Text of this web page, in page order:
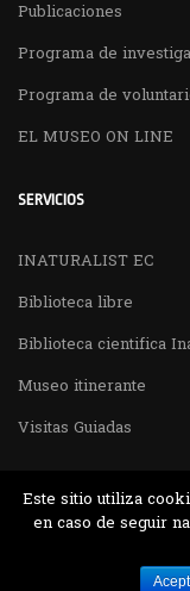
Publicaciones
Programa de
Programa de
EL MUSEO ON LINE
SERVICIOS
INATURALIST EC
Biblioteca libre
Biblioteca cientifica
Museo itinerante
Visitas Guiadas
Desarrollado por
Este sitio utiliza
en caso de seguir